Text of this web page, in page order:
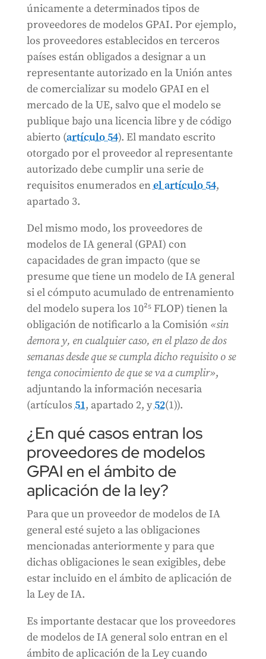
únicamente a determinados tipos de
proveedores de modelos GPAI. Por ejemplo,
los proveedores establecidos en terceros
países están obligados a designar a un
representante autorizado en la Unión antes
de comercializar su modelo GPAI en el
mercado de la UE, salvo que el modelo se
publique bajo una licencia libre y de código
abierto (artículo 54). El mandato escrito
otorgado por el proveedor al representante
autorizado debe cumplir una serie de
requisitos enumerados enel artículo 54,
apartado 3.
Del mismo modo, los proveedores de
modelos de IA general (GPAI) con
capacidades de gran impacto (que se
presume que tiene un modelo de IA general
si el cómputo acumulado de entrenamiento
del modelo supera los 10²⁵ FLOP) tienen la
obligación de notificarlo a la Comisión «sin
demora y, en cualquier caso, en el plazo de dos
semanas desde que se cumpla dicho requisito o se
tenga conocimiento de que se va a cumplir»,
adjuntando la información necesaria
(artículos51, apartado 2, y52(1)).
¿En qué casos entran los
proveedores de modelos
GPAI en el ámbito de
aplicación de la ley?
Para que un proveedor de modelos de IA
general esté sujeto a las obligaciones
mencionadas anteriormente y para que
dichas obligaciones le sean exigibles, debe
estar incluido en el ámbito de aplicación de
la Ley de IA.
Es importante destacar que los proveedores
de modelos de IA general solo entran en el
ámbito de aplicación de la Ley cuando